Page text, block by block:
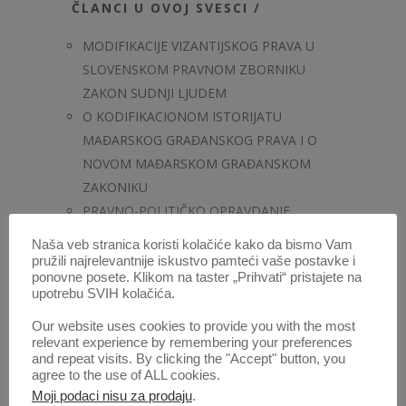
ČLANCI U OVOJ SVESCI /
MODIFIKACIJE VIZANTIJSKOG PRAVA U
SLOVENSKOM PRAVNOM ZBORNIKU
ZAKON SUDNJI LJUDEM
O KODIFIKACIONOM ISTORIJATU
MAĐARSKOG GRAĐANSKOG PRAVA I O
NOVOM MAĐARSKOM GRAĐANSKOM
ZAKONIKU
PRAVNO-POLITIČKO OPRAVDANJE
KARTICA BEZ POKRIĆA
REŠAVANJE POTROŠAČKIH SPOROVA
ŠESTA DRŽAVNA REFORMA U BELGIJI:
NOVI, ALI NE I POSLEDNJI STADIJUM
DEVOLUCIJE
VANREDNO UKIDANJE REŠENJA: ODNOS
Naša veb stranica koristi kolačiće kako da bismo Vam
pružili najrelevantnije iskustvo pamteći vaše postavke i
ponovne posete. Klikom na taster „Prihvati“ pristajete na
upotrebu SVIH kolačića.
Our website uses cookies to provide you with the most
relevant experience by remembering your preferences
and repeat visits. By clicking the "Accept" button, you
agree to the use of ALL cookies.
Moji podaci nisu za prodaju.